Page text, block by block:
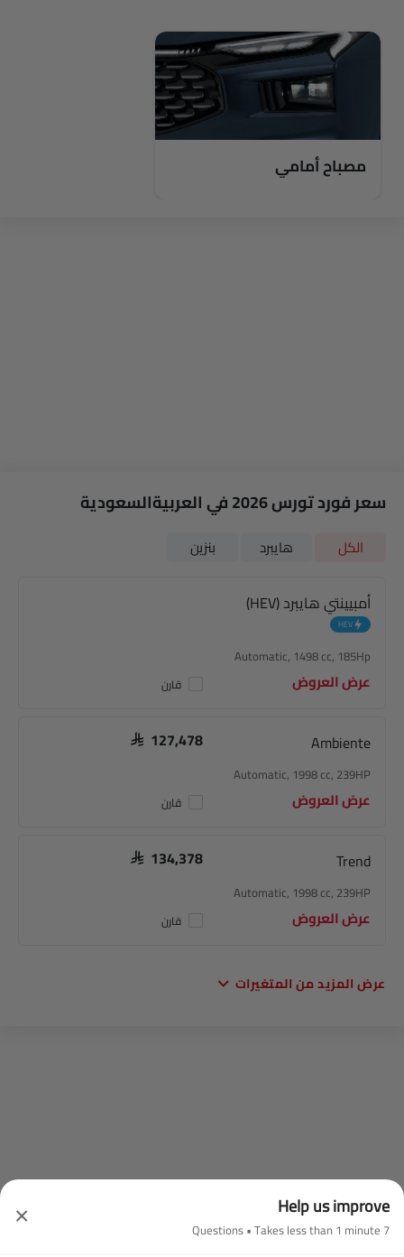
مصباح أمامي
سعر فورد تورس 2026 في العربيةالسعودية
الكل هايبرد بنزين
أمبيينتي هايبرد (HEV)
HEV
Automatic, 1498 cc, 185Hp
عرض العروض قارن
Ambiente
SAR 127,478
Automatic, 1998 cc, 239HP
عرض العروض قارن
Trend
SAR 134,378
Automatic, 1998 cc, 239HP
عرض العروض قارن
عرض المزيد من المتغيرات
Help us improve
7 Questions • Takes less than 1 minute
×